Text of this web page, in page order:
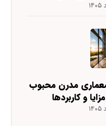
مدرن محبوب
و کاربردها